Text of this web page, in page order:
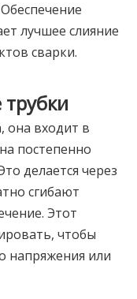
лучшее слияние
сварки.
она входит в
постепенно
делается через
сгибают
Этот
чтобы
напряжения или